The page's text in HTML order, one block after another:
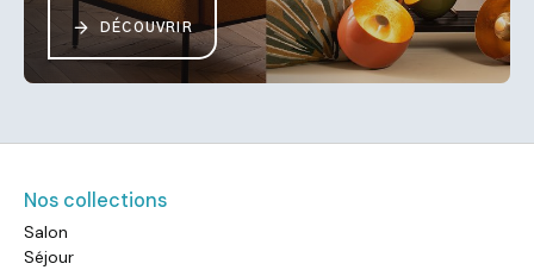
DÉCOUVRIR
Nos collections
Salon
Séjour